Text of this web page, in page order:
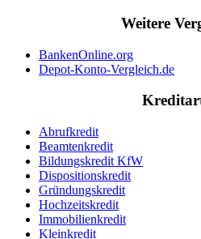
Weitere
BankenOnline.org
Depot-Konto-Vergleich.de
Abrufkredit
Beamtenkredit
Bildungskredit KfW
Dispositionskredit
Gründungskredit
Hochzeitskredit
Immobilienkredit
Kleinkredit